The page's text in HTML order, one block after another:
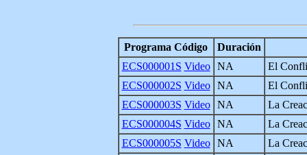
Programa Código
Duración
ECS000001S Video NA
El
ECS000002S Video NA
El
ECS000003S Video NA
La
ECS000004S Video NA
La
ECS000005S Video NA
La